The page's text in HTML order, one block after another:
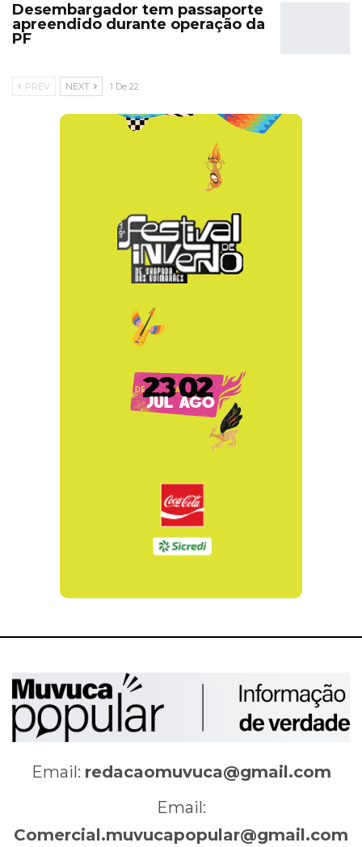
Desembargador tem passaporte
apreendido durante operação da
PF
PREV NEXT 1 De 22
Email: redacaomuvuca@gmail.com
Email:
Comercial.muvucapopular@gmail.com